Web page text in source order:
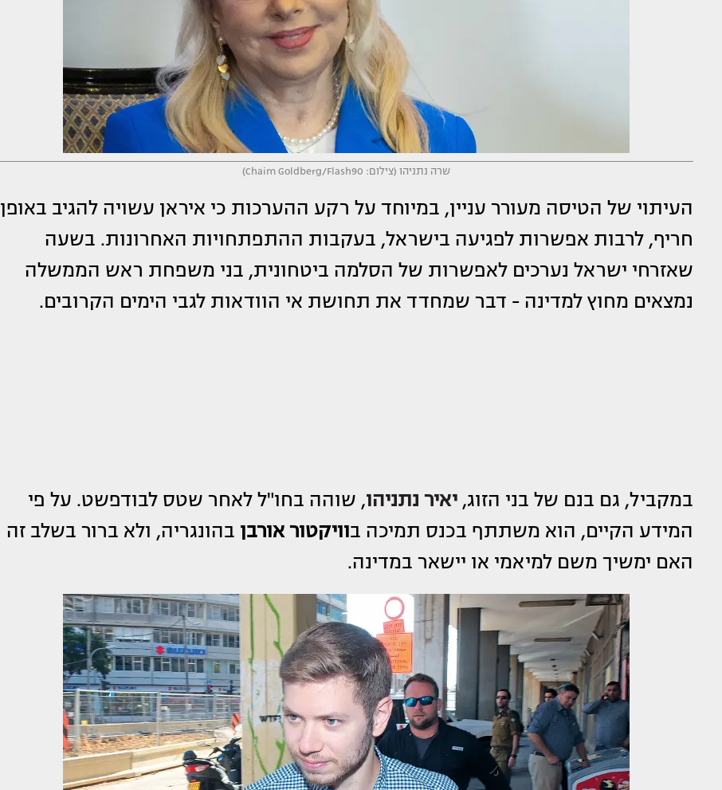
שרה נתניהו (צילום: Chaim Goldberg/Flash90)
העיתוי של הטיסה מעורר עניין, במיוחד על רקע ההערכות כי איראן עשויה להגיב באופן
חריף, לרבות אפשרות לפגיעה בישראל, בעקבות ההתפתחויות האחרונות. בשעה
שאזרחי ישראל נערכים לאפשרות של הסלמה ביטחונית, בני משפחת ראש הממשלה
נמצאים מחוץ למדינה - דבר שמחדד את תחושת אי הוודאות לגבי הימים הקרובים.
במקביל, גם בנם של בני הזוג,יאיר נתניהו, שוהה בחו"ל לאחר שטס לבודפשט. על פי
המידע הקיים, הוא משתתף בכנס תמיכה בוויקטור אורבן בהונגריה, ולא ברור בשלב זה
האם ימשיך משם למיאמי או יישאר במדינה.